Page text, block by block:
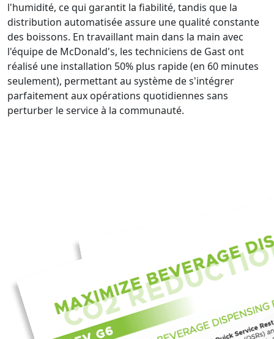
l'humidité, ce qui garantit la fiabilité, tandis que la
distribution automatisée assure une qualité constante
des boissons. En travaillant main dans la main avec
l'équipe de McDonald's, les techniciens de Gast ont
réalisé une installation 50% plus rapide (en 60 minutes
seulement), permettant au système de s'intégrer
parfaitement aux opérations quotidiennes sans
perturber le service à la communauté.